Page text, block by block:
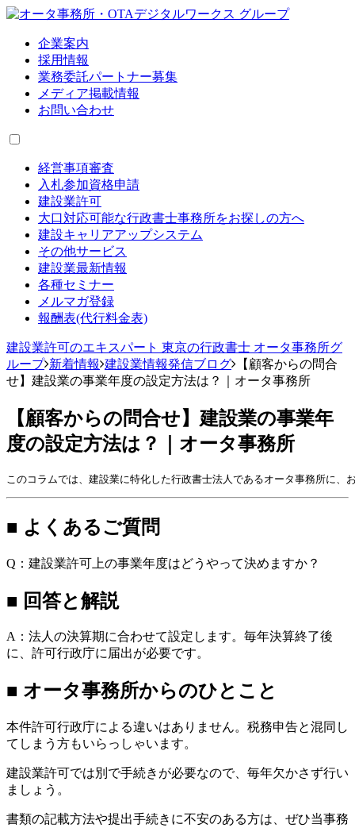
企業案内
採用情報
業務委託パートナー募集
メディア掲載情報
お問い合わせ
経営事項審査
入札参加資格申請
建設業許可
大口対応可能な行政書士事務所をお探しの方へ
建設キャリアアップシステム
その他サービス
建設業最新情報
各種セミナー
メルマガ登録
報酬表(代行料金表)
建設業許可のエキスパート 東京の行政書士 オータ事務所グ
ループ 新着情報 建設業情報発信ブログ
【顧客からの問合
せ】建設業の事業年度の設定方法は？｜オータ事務所
【顧客からの問合せ】建設業の事業年
度の設定方法は？｜オータ事務所
このコラムでは、建設業に特化した行政書士法人であるオータ事務所に
■ よくあるご質問
Q：建設業許可上の事業年度はどうやって決めますか？
■ 回答と解説
A：法人の決算期に合わせて設定します。毎年決算終了後
に、許可行政庁に届出が必要です。
■ オータ事務所からのひとこと
本件許可行政庁による違いはありません。税務申告と混同し
てしまう方もいらっしゃいます。
建設業許可では別で手続きが必要なので、毎年欠かさず行い
ましょう。
書類の記載方法や提出手続きに不安のある方は、ぜひ当事務